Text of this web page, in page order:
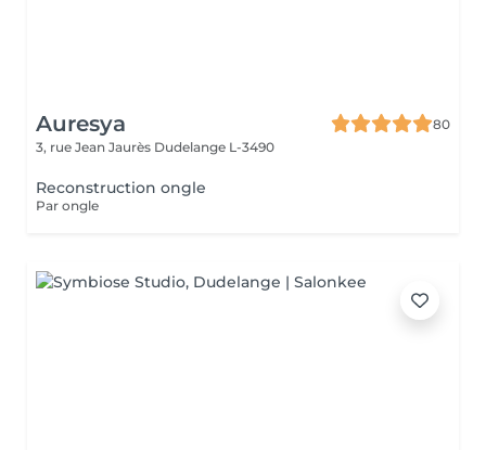
Auresya
80
3, rue Jean Jaurès Dudelange L-3490
Reconstruction ongle
Par ongle